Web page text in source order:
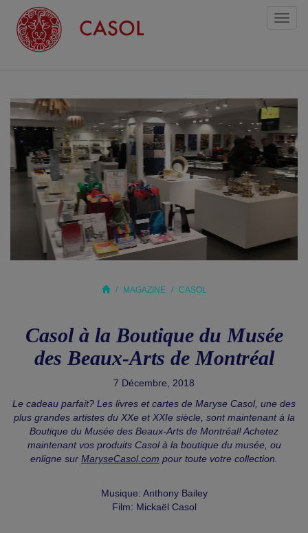
MAGAZINE CASOL
Casol à la Boutique du Musée
des Beaux-Arts de Montréal
7 Décembre, 2018
Le cadeau parfait? Les livres et cartes de Maryse Casol, une des
plus grandes artistes du XXe et XXIe siècle, sont maintenant à la
Boutique du Musée des Beaux-Arts de Montréal! Achetez
maintenant vos produits Casol à la boutique du musée, ou
enligne sur MaryseCasol.com pour toute votre collection.
Musique: Anthony Bailey
Film: Mickaël Casol